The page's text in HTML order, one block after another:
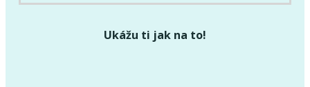
Ukážu ti jak na to!